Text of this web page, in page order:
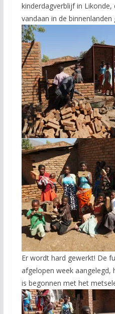
kinderdagverblijf in
vandaan in de binnenlanden
Er wordt hard gewerkt! De
afgelopen week
is begonnen met het